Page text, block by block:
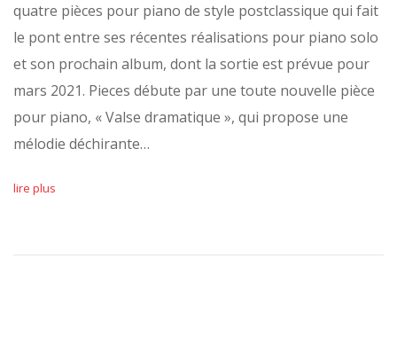
quatre pièces pour piano de style postclassique qui fait
le pont entre ses récentes réalisations pour piano solo
et son prochain album, dont la sortie est prévue pour
mars 2021. Pieces débute par une toute nouvelle pièce
pour piano, « Valse dramatique », qui propose une
mélodie déchirante…
lire plus